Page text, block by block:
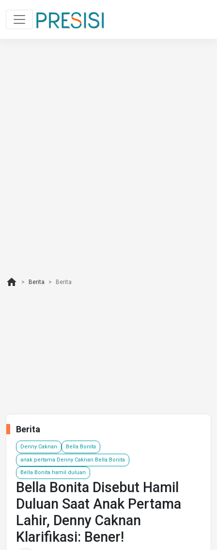
home Berita Berita
Berita
Denny Caknan Bella Bonita
anak pertama Denny Caknan Bella Bonita
Bella Bonita hamil duluan
Bella Bonita Disebut Hamil
Duluan Saat Anak Pertama
Lahir, Denny Caknan
Klarifikasi: Bener!